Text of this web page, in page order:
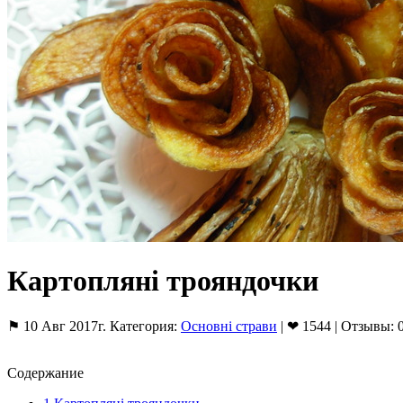
Картопляні трояндочки
⚑ 10 Авг 2017г. Категория: Основні страви | ❤ 1544 | Отзывы:
Содержание